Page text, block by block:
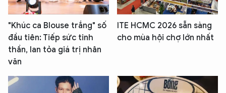
"Khúc ca Blouse trắng" số
đầu tiên: Tiếp sức tinh
thần, lan tỏa giá trị nhân
văn
ITE HCMC 2026 sẵn sàng
cho mùa hội chợ lớn nhất